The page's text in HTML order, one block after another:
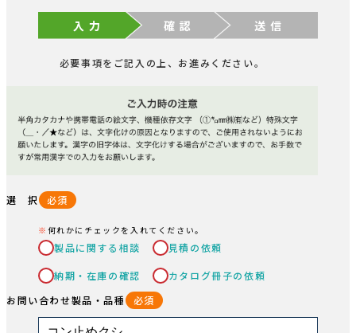
入 力 確 認 送 信
必要事項をご記入の上、お進みください。
選 択 必須
何れかにチェックを入れてください。
製品に関する相談 見積の依頼
納期・在庫の確認
カタログ冊子の依頼
お問い合わせ製品・品種
必須